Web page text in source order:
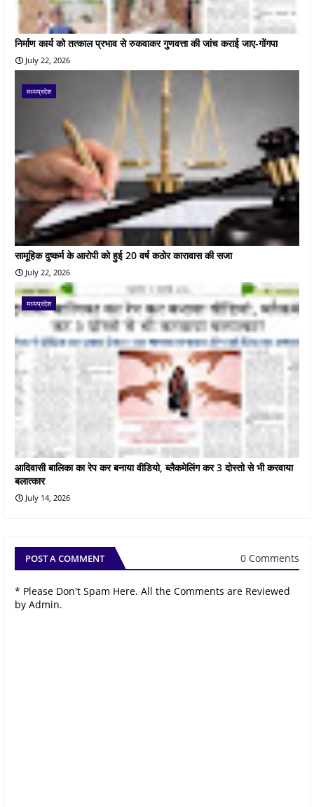
निर्माण कार्य को तत्काल प्रभाव से रुकवाकर गुणवत्ता की जांच कराई जाए-गोंगपा
July 22, 2026
मध्यप्रदेश
सामूहिक दुष्कर्म के आरोपी को हुई 20 वर्ष कठोर कारावास की सजा
July 22, 2026
मध्यप्रदेश
आदिवासी बालिका का रेप कर बनाया वीडियो, ब्लैकमेलिंग कर 3 दोस्तो से भी करवाया
बलात्कार
July 14, 2026
POST A COMMENT 0 Comments
* Please Don't Spam Here. All the Comments are Reviewed
by Admin.